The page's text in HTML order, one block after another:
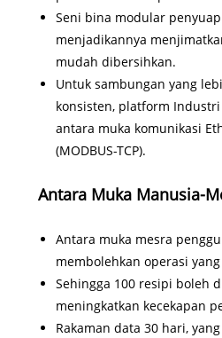
Seni bina modular
menjadikannya
mudah dibersihkan.
Untuk sambungan yang
konsisten, platform
antara muka komunikasi
(MODBUS-TCP).
Antara Muka Manusia-
Antara muka mesra
membolehkan operasi
Sehingga 100 resipi boleh
meningkatkan kecekapan
Rakaman data 30 hari,